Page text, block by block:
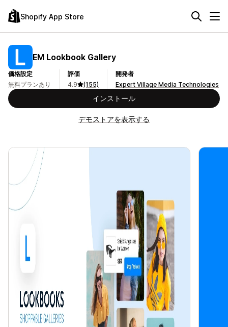
Shopify App Store
EM Lookbook Gallery
価格設定
無料プランあり
評価
4.9
(155)
開発者
Expert Village Media Technologies
インストール
デモストアを表示する